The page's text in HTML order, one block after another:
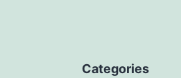
Categories